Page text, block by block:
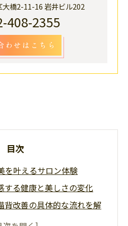
大橋2-11-16 岩井ビル202
408-2355
わせはこちら
目次
を叶えるサロン体験
する健康と美しさの変化
背改善の具体的な流れを解